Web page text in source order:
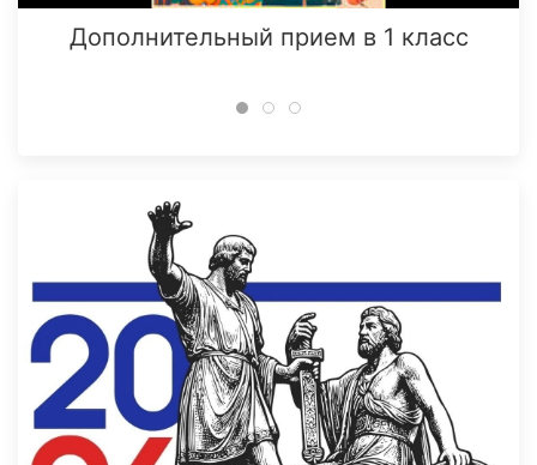
Дополнительный прием в 1 класс